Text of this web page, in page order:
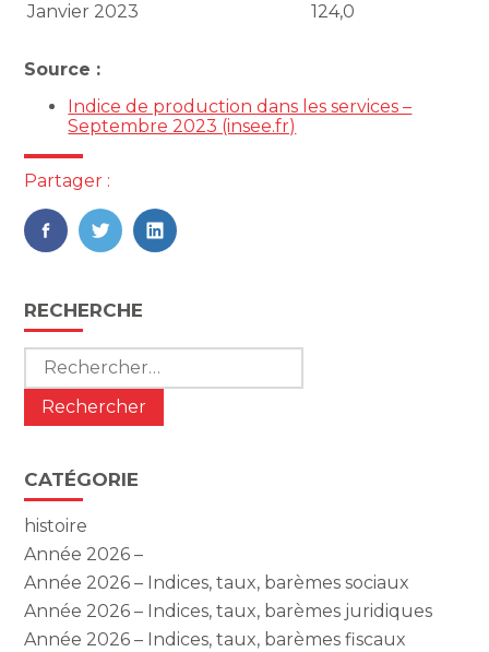
Janvier 2023 124,0
Source :
Indice de production dans les services –
Septembre 2023 (insee.fr)
Partager :
FaceBook
TwitterLinkedIn
Blog
sidebar
RECHERCHE
Rechercher :
CATÉGORIE
histoire
Année 2026 –
Année 2026 – Indices, taux, barèmes sociaux
Année 2026 – Indices, taux, barèmes juridiques
Année 2026 – Indices, taux, barèmes fiscaux